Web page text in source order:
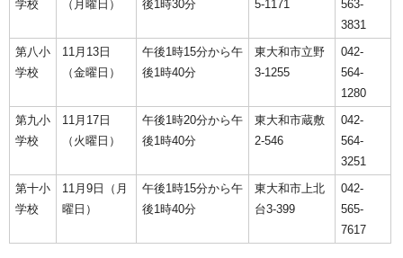
学校
（月曜日）
後1時30分
5-1171
563-
3831
第八小
学校
11月13日
（金曜日）
午後1時15分から午
後1時40分
東大和市立野
3-1255
042-
564-
1280
第九小
学校
11月17日
（火曜日）
午後1時20分から午
後1時40分
東大和市蔵敷
2-546
042-
564-
3251
第十小
学校
11月9日（月
曜日）
午後1時15分から午
後1時40分
東大和市上北
台3-399
042-
565-
7617